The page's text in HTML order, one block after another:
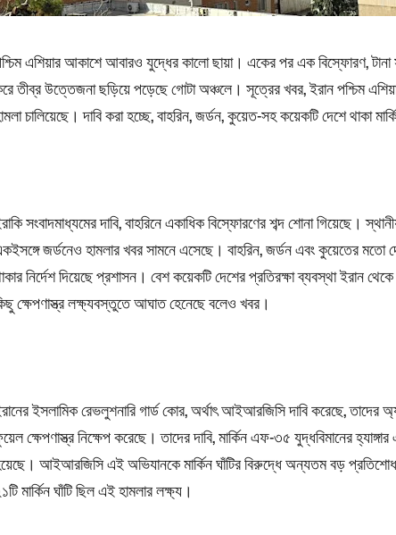
এশিয়ার আকাশে আবারও যুদ্ধের কালো ছায়া। একের পর এক বিস্ফোরণ,
তীব্র উত্তেজনা ছড়িয়ে পড়েছে গোটা অঞ্চলে। সূত্রের খবর, ইরান পশ্চিম
চালিয়েছে। দাবি করা হচ্ছে, বাহরিন, জর্ডন, কুয়েত-সহ কয়েকটি দেশে থাকা
সংবাদমাধ্যমের দাবি, বাহরিনে একাধিক বিস্ফোরণের শব্দ শোনা গিয়েছে।
জর্ডনেও হামলার খবর সামনে এসেছে। বাহরিন, জর্ডন এবং কুয়েতের মতো
নির্দেশ দিয়েছে প্রশাসন। বেশ কয়েকটি দেশের প্রতিরক্ষা ব্যবস্থা ইরান
ক্ষেপণাস্ত্র লক্ষ্যবস্তুতে আঘাত হেনেছে বলেও খবর।
ইসলামিক রেভলুশনারি গার্ড কোর, অর্থাৎ আইআরজিসি দাবি করেছে, তাদের
ক্ষেপণাস্ত্র নিক্ষেপ করেছে। তাদের দাবি, মার্কিন এফ-৩৫ যুদ্ধবিমানের
আইআরজিসি এই অভিযানকে মার্কিন ঘাঁটির বিরুদ্ধে অন্যতম বড়
মার্কিন ঘাঁটি ছিল এই হামলার লক্ষ্য।